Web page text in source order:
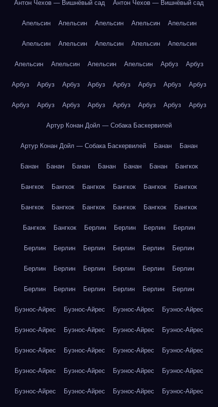
Антон Чехов — Вишнёвый сад Антон Чехов — Вишнёвый сад
Апельсин Апельсин Апельсин Апельсин Апельсин
Апельсин Апельсин Апельсин Апельсин Апельсин
Апельсин Апельсин Апельсин Апельсин Арбуз Арбуз
Арбуз Арбуз Арбуз Арбуз Арбуз Арбуз Арбуз Арбуз
Арбуз Арбуз Арбуз Арбуз Арбуз Арбуз Арбуз Арбуз
Артур Конан Дойл — Собака Баскервилей
Артур Конан Дойл — Собака Баскервилей Банан Банан
Банан Банан Банан Банан Банан Банан Бангкок
Бангкок Бангкок Бангкок Бангкок Бангкок Бангкок
Бангкок Бангкок Бангкок Бангкок Бангкок Бангкок
Бангкок Бангкок Берлин Берлин Берлин Берлин
Берлин Берлин Берлин Берлин Берлин Берлин
Берлин Берлин Берлин Берлин Берлин Берлин
Берлин Берлин Берлин Берлин Берлин Берлин
Буэнос-Айрес Буэнос-Айрес Буэнос-Айрес Буэнос-Айрес
Буэнос-Айрес Буэнос-Айрес Буэнос-Айрес Буэнос-Айрес
Буэнос-Айрес Буэнос-Айрес Буэнос-Айрес Буэнос-Айрес
Буэнос-Айрес Буэнос-Айрес Буэнос-Айрес Буэнос-Айрес
Буэнос-Айрес Буэнос-Айрес Буэнос-Айрес Буэнос-Айрес